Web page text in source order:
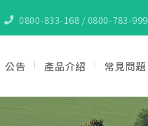
0800-833-168 / 0800-783-999
公告 產品介紹 常見問題